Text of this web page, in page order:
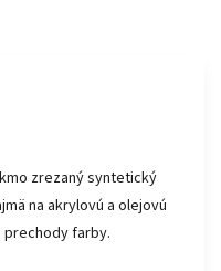
zrezaný syntetický
na akrylovú a olejovú
prechody farby.